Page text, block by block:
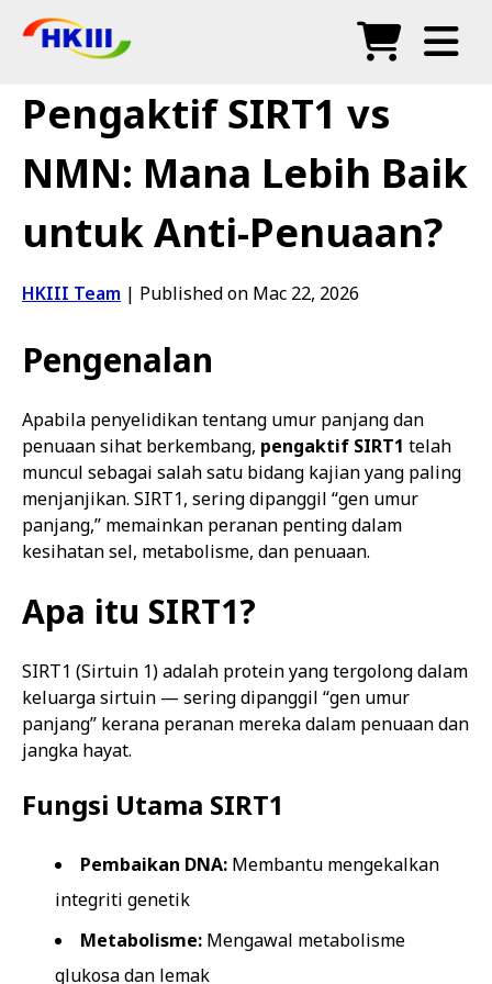
Soalan Lazim
Blog
Agen Sah
Kedai
Pengaktif SIRT1 vs
NMN: Mana Lebih Baik
untuk Anti-Penuaan?
HKIII Team | Published on Mac 22, 2026
Pengenalan
Apabila penyelidikan tentang umur panjang dan
penuaan sihat berkembang, pengaktif SIRT1 telah
muncul sebagai salah satu bidang kajian yang paling
menjanjikan. SIRT1, sering dipanggil “gen umur
panjang,” memainkan peranan penting dalam
kesihatan sel, metabolisme, dan penuaan.
Apa itu SIRT1?
SIRT1 (Sirtuin 1) adalah protein yang tergolong dalam
keluarga sirtuin — sering dipanggil “gen umur
panjang” kerana peranan mereka dalam penuaan dan
jangka hayat.
Fungsi Utama SIRT1
Pembaikan DNA: Membantu mengekalkan
integriti genetik
Metabolisme: Mengawal metabolisme
glukosa dan lemak